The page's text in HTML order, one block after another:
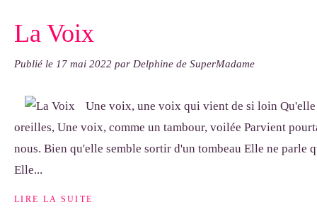
La Voix
Publié le 17 mai 2022 par Delphine de SuperMadame
Une voix, une voix qui vient de si loin
oreilles, Une voix, comme un tambour, voilée Parvient
nous. Bien qu'elle semble sortir d'un tombeau Elle ne parle
Elle...
LIRE LA SUITE